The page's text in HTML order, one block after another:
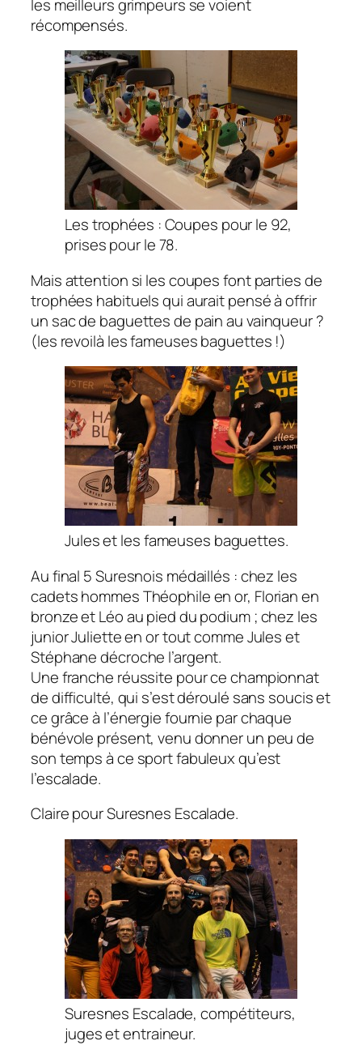
les meilleurs grimpeurs se voient
récompensés.
Les trophées : Coupes pour le 92,
prises pour le 78.
Mais attention si les coupes font parties de
trophées habituels qui aurait pensé à offrir
un sac de baguettes de pain au vainqueur ?
(les revoilà les fameuses baguettes !)
Jules et les fameuses baguettes.
Au final 5 Suresnois médaillés : chez les
cadets hommes Théophile en or, Florian en
bronze et Léo au pied du podium ; chez les
junior Juliette en or tout comme Jules et
Stéphane décroche l’argent.
Une franche réussite pour ce championnat
de difficulté, qui s’est déroulé sans soucis et
ce grâce à l’énergie fournie par chaque
bénévole présent, venu donner un peu de
son temps à ce sport fabuleux qu’est
l’escalade.
Claire pour Suresnes Escalade.
Suresnes Escalade, compétiteurs,
juges et entraineur.